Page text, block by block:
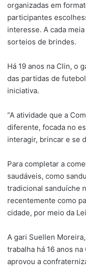
organizadas em
participantes
interesse. A cada
sorteios de brindes.
Há 19 anos na Clin, o
das partidas de
iniciativa.
“A atividade que a
diferente, focada no
interagir, brincar e se
Para completar a
saudáveis, como
tradicional sanduíche
recentemente como
cidade, por meio da
A gari Suellen
trabalha há 16 anos
aprovou a